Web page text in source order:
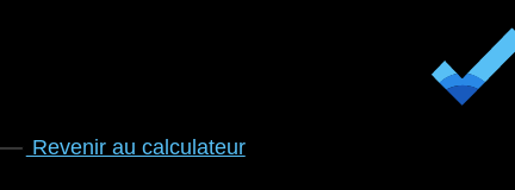
Revenir au calculateur